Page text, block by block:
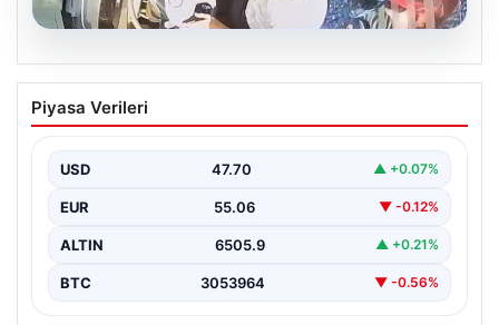
Trabzon’da Otobüste Fenalaşan
Yolcuya Şoförün Hızlı Müdahalesi
yaşındaki yolcu Hasan Öner’in hayatı, şoför Sinan
Erdoğan’ın…
Piyasa Verileri
USD 47.70 ▲ +0.07%
EUR 55.06 ▼ -0.12%
ALTIN 6505.9 ▲ +0.21%
BTC 3053964 ▼ -0.56%